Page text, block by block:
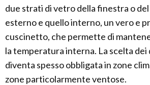
due strati di vetro della finestra o
esterno e quello interno, un vero e
cuscinetto, che permette di
la temperatura interna. La scelta dei
diventa spesso obbligata in zone
zone particolarmente ventose.